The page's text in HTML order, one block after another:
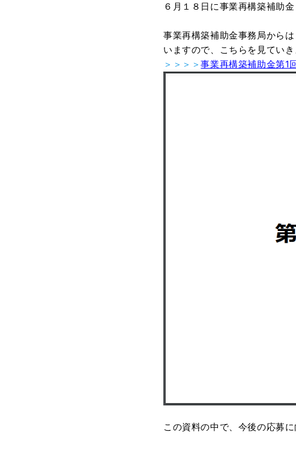
６月１８日に事業再構築補助
事業再構築補助金事務局から
いますので、こちらを見ていき
＞＞＞＞事業再構築補助金第1
この資料の中で、今後の応募